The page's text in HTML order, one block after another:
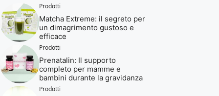
Prodotti
Matcha Extreme: il segreto per
un dimagrimento gustoso e
efficace
Prodotti
Prenatalin: Il supporto
completo per mamme e
bambini durante la gravidanza
Prodotti